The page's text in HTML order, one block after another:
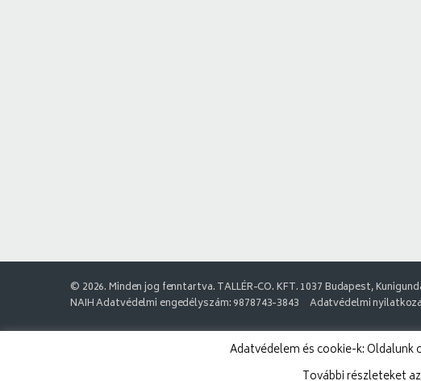
© 2026. Minden jog fenntartva. TALLÉR-CO. KFT. 1037 Budapest,
NAIH Adatvédelmi engedélyszám: 9878743-3843
Adatvédelmi
Adatvédelem és cookie-k:
További részleteket